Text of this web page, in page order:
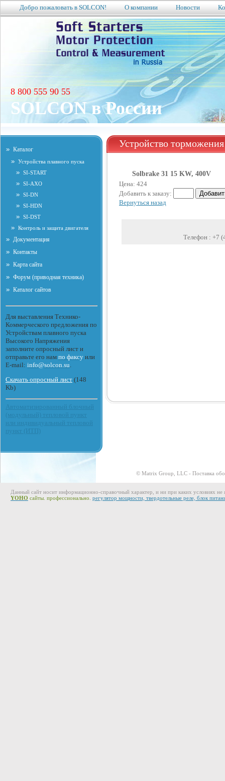
SOLCON в России
8 800 555 90 55
Добро пожаловать в SOLCON! О компании Новости
Каталог
Устройства плавного пуска
SI-START
SI-AXO
SI-DN
SI-HDN
SI-DST
Контроль и защита двигателя
Документация
Контакты
Карта сайта
Форум (приводная техника)
Каталог сайтов
Для выставления Технико-
Коммерческого предложения по
Устройствам плавного пуска
Высокого Напряжения
заполните опросный лист и
отправьте его нам по факсу или
E-mail: info@solcon.su.
Скачать опросный лист (148
Kb)
Автоматизированный блочный
(модульный) тепловой пункт
или индивидуальный тепловой
пункт (ИТП)
Устройство торможения
Solbrake 31 15 KW, 400V
Цена: 424
Добавить к заказу:
Вернуться назад
Телефон : +7
© Matrix Group, LLC - Поставка
Данный сайт носит информационно-справочный характер, и ни при каких условиях не
YOHO сайты. профессионально. регулятор мощности, твердотельные реле, блок